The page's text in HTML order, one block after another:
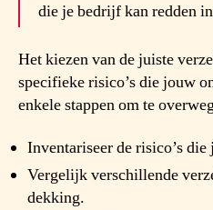
die je bedrijf kan redden
Het kiezen van de juiste
specifieke risico’s die jouw
enkele stappen om te
Inventariseer de risico’s
Vergelijk verschillende
dekking.